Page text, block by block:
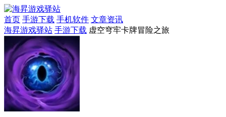
首页 手游下载 手机软件 文章资讯
海昇游戏驿站 手游下载 虚空穹牢卡牌冒险之旅